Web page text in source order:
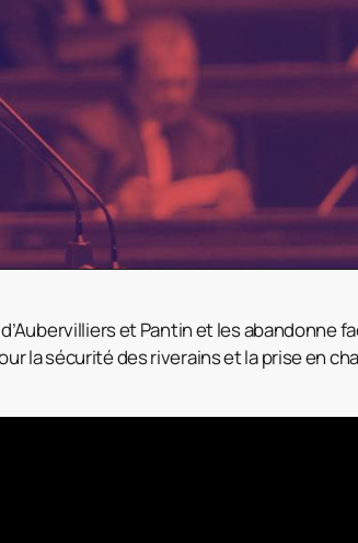
et Pantin et les abandonne
la sécurité des riverains et la prise en